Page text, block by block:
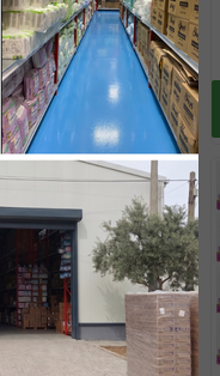
125,90 TL
116,02 TL
Sepete
Ekle
Yaz Fırsatlarını
kaçırma !